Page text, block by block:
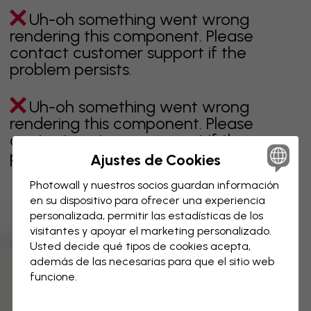
Uh-oh something went wrong
rendering this component. Please
contact customer support if the
problem persists.
Uh-oh something went wrong
rendering this component. Please
contact customer support if the
problem persists.
Página 1 de 3 páginas
Descubre más categorías
Ajustes de Cookies
Photowall y nuestros socios guardan información
en su dispositivo para ofrecer una experiencia
personalizada, permitir las estadísticas de los
visitantes y apoyar el marketing personalizado.
Usted decide qué tipos de cookies acepta,
además de las necesarias para que el sitio web
funcione.